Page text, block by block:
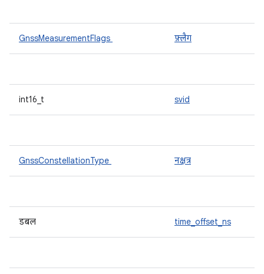
GnssMeasurementFlags फ़्लैग
int16_t svid
GnssConstellationType नक्षत्र
डबल time_offset_ns